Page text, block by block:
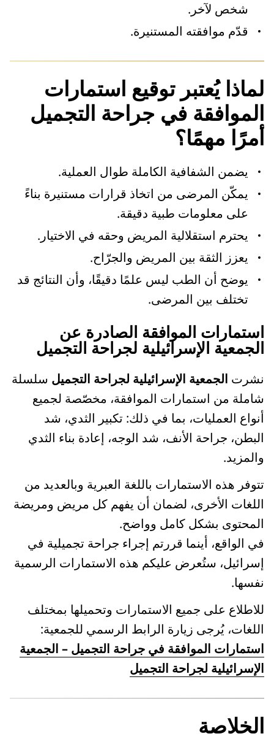
شخص لآخر.
قدّم موافقته المستنيرة.
لماذا يُعتبر توقيع استمارات
الموافقة في جراحة التجميل
أمرًا مهمًا؟
يضمن الشفافية الكاملة طوال العملية.
يمكّن المرضى من اتخاذ قرارات مستنيرة بناءً
على معلومات طبية دقيقة.
يحترم استقلالية المريض وحقه في الاختيار.
يعزز الثقة بين المريض والجرّاح.
يوضح أن الطب ليس علمًا دقيقًا، وأن النتائج قد
تختلف بين المرضى.
استمارات الموافقة الصادرة عن
الجمعية الإسرائيلية لجراحة التجميل
نشرت الجمعية الإسرائيلية لجراحة التجميل سلسلة
شاملة من استمارات الموافقة، مخصّصة لجميع
أنواع العمليات، بما في ذلك: تكبير الثدي، شد
البطن، جراحة الأنف، شد الوجه، إعادة بناء الثدي
والمزيد.
تتوفر هذه الاستمارات باللغة العبرية وبالعديد من
اللغات الأخرى، لضمان أن يفهم كل مريض ومريضة
المحتوى بشكل كامل وواضح.
في الواقع، أينما قررتم إجراء جراحة تجميلية في
إسرائيل، ستُعرض عليكم هذه الاستمارات الرسمية
نفسها.
للاطلاع على جميع الاستمارات وتحميلها بمختلف
اللغات، يُرجى زيارة الرابط الرسمي للجمعية:
استمارات الموافقة في جراحة التجميل – الجمعية
الإسرائيلية لجراحة التجميل
الخلاصة